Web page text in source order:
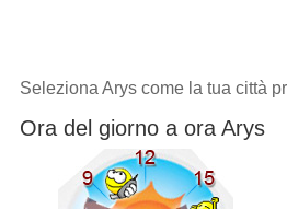
Seleziona Arys come la tua città
Ora del giorno a ora Arys